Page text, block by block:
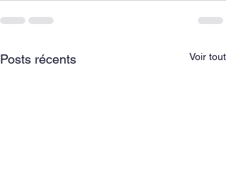
Posts récents Voir tout